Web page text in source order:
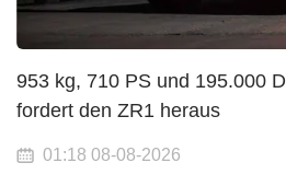
953 kg, 710 PS und 195.000
fordert den ZR1 heraus
01:18 08-08-2026